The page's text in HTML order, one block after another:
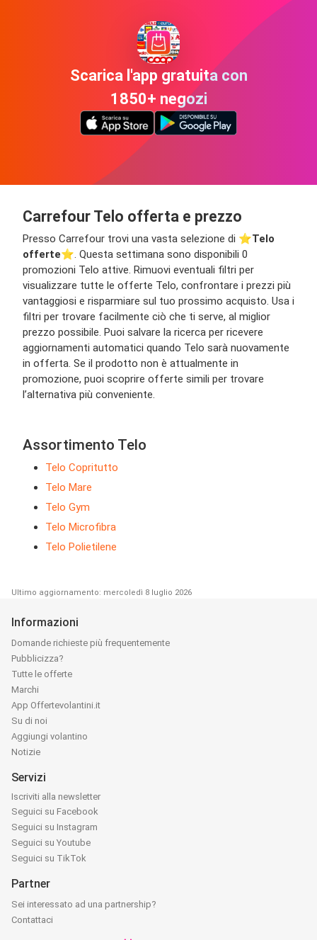
Scarica l'app gratuita con
1850+ negozi
Carrefour Telo offerta e prezzo
Presso Carrefour trovi una vasta selezione di ⭐️Telo
offerte⭐️. Questa settimana sono disponibili 0
promozioni Telo attive. Rimuovi eventuali filtri per
visualizzare tutte le offerte Telo, confrontare i prezzi più
vantaggiosi e risparmiare sul tuo prossimo acquisto. Usa i
filtri per trovare facilmente ciò che ti serve, al miglior
prezzo possibile. Puoi salvare la ricerca per ricevere
aggiornamenti automatici quando Telo sarà nuovamente
in offerta. Se il prodotto non è attualmente in
promozione, puoi scoprire offerte simili per trovare
l’alternativa più conveniente.
Assortimento Telo
Telo Copritutto
Telo Mare
Telo Gym
Telo Microfibra
Telo Polietilene
Ultimo aggiornamento: mercoledì 8 luglio 2026
Informazioni
Domande richieste più frequentemente
Pubblicizza?
Tutte le offerte
Marchi
App Offertevolantini.it
Su di noi
Aggiungi volantino
Notizie
Servizi
Iscriviti alla newsletter
Seguici su Facebook
Seguici su Instagram
Seguici su Youtube
Seguici su TikTok
Partner
Sei interessato ad una partnership?
Contattaci